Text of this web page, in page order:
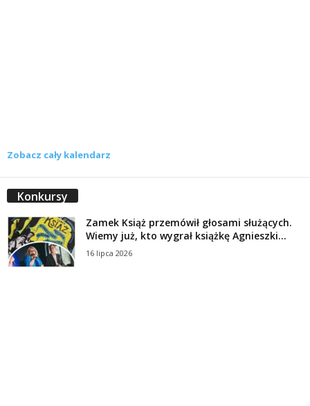
Zobacz cały kalendarz
Konkursy
Zamek Książ przemówił głosami służących.
Wiemy już, kto wygrał książkę Agnieszki...
16 lipca 2026